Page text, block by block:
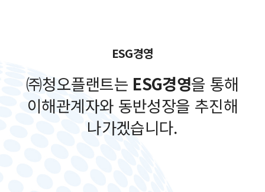
ESG경영
㈜청오플랜트는 ESG경영을 통해
이해관계자와 동반성장을 추진해
나가겠습니다.